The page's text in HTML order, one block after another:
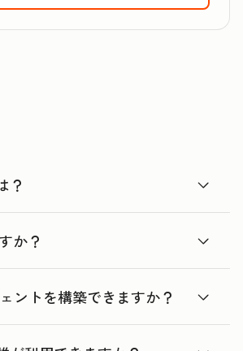
？
か？
ントを構築できますか？